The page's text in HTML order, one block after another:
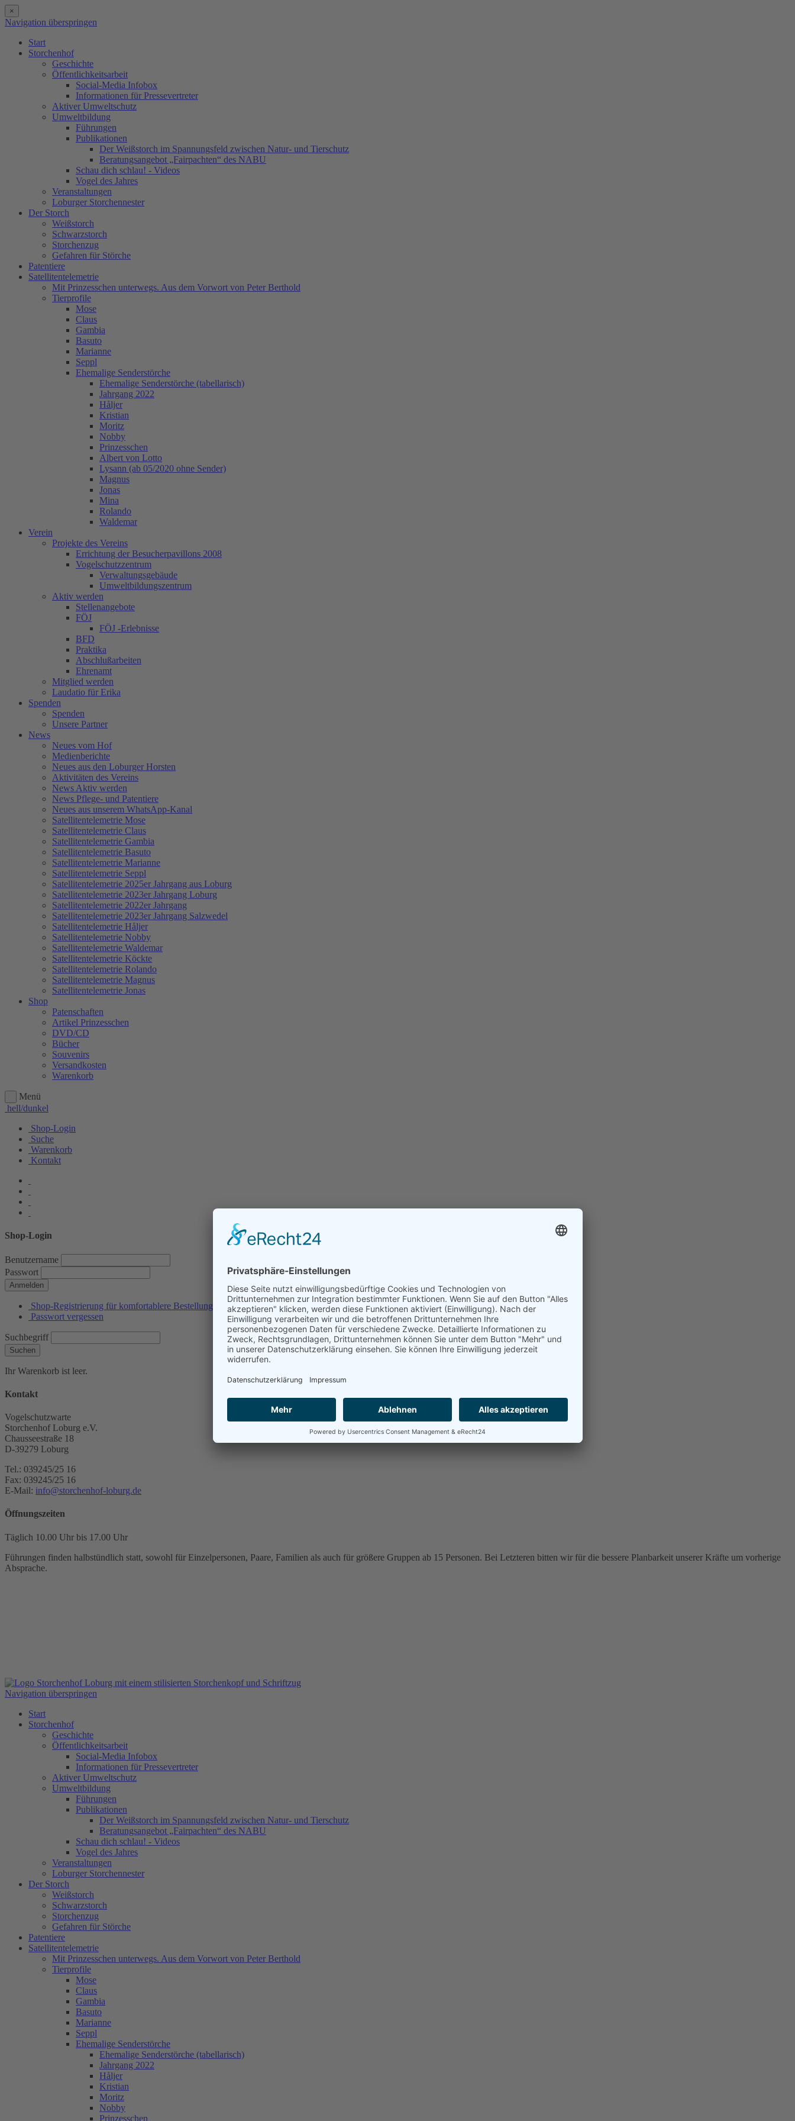
×
Navigation überspringen
Start
Storchenhof
Geschichte
Öffentlichkeitsarbeit
Social-Media Infobox
Informationen für Pressevertreter
Aktiver Umweltschutz
Umweltbildung
Führungen
Publikationen
Der Weißstorch im Spannungsfeld zwischen Natur- und Tierschutz
Beratungsangebot „Fairpachten“ des NABU
Schau dich schlau! - Videos
Vogel des Jahres
Veranstaltungen
Loburger Storchennester
Der Storch
Weißstorch
Schwarzstorch
Storchenzug
Gefahren für Störche
Patentiere
Satellitentelemetrie
Mit Prinzesschen unterwegs. Aus dem Vorwort von Peter Berthold
Tierprofile
Mose
Claus
Gambia
Basuto
Marianne
Seppl
Ehemalige Senderstörche
Ehemalige Senderstörche (tabellarisch)
Jahrgang 2022
Håljer
Kristian
Moritz
Nobby
Prinzesschen
Albert von Lotto
Lysann (ab 05/2020 ohne Sender)
Magnus
Jonas
Mina
Rolando
Waldemar
Verein
Projekte des Vereins
Errichtung der Besucherpavillons 2008
Vogelschutzzentrum
Verwaltungsgebäude
Umweltbildungszentrum
Aktiv werden
Stellenangebote
FÖJ
FÖJ -Erlebnisse
BFD
Praktika
Abschlußarbeiten
Ehrenamt
Mitglied werden
Laudatio für Erika
Spenden
Spenden
Unsere Partner
News
Neues vom Hof
Medienberichte
Neues aus den Loburger Horsten
Aktivitäten des Vereins
News Aktiv werden
News Pflege- und Patentiere
Neues aus unserem WhatsApp-Kanal
Satellitentelemetrie Mose
Satellitentelemetrie Claus
Satellitentelemetrie Gambia
Satellitentelemetrie Basuto
Satellitentelemetrie Marianne
Satellitentelemetrie Seppl
Satellitentelemetrie 2025er Jahrgang aus Loburg
Satellitentelemetrie 2023er Jahrgang Loburg
Satellitentelemetrie 2022er Jahrgang
Satellitentelemetrie 2023er Jahrgang Salzwedel
Satellitentelemetrie Håljer
Satellitentelemetrie Nobby
Satellitentelemetrie Waldemar
Satellitentelemetrie Köckte
Satellitentelemetrie Rolando
Satellitentelemetrie Magnus
Satellitentelemetrie Jonas
Shop
Patenschaften
Artikel Prinzesschen
DVD/CD
Bücher
Souvenirs
Versandkosten
Warenkorb
Menü
hell/dunkel
Shop-Login
Suche
Warenkorb
Kontakt
Shop-Login
Benutzername
Passwort
Anmelden
Shop-Registrierung für komfortablere Bestellungen
Passwort vergessen
Suchbegriff
Suchen
Ihr Warenkorb ist leer.
Kontakt
Vogelschutzwarte
Storchenhof Loburg e.V.
Chausseestraße 18
D-39279 Loburg
Tel.: 039245/25 16
Fax: 039245/25 16
E-Mail: info@storchenhof-loburg.de
Öffnungszeiten
Täglich 10.00 Uhr bis 17.00 Uhr
Führungen finden halbstündlich statt, sowohl für Einzelpersonen, Paare, Familien als auch für größere Gruppen ab 15 Personen. Bei Letzteren bitten wir für die bessere Planbarkeit unserer Kräfte um vorherige
Absprache.
Navigation überspringen
Start
Storchenhof
Geschichte
Öffentlichkeitsarbeit
Social-Media Infobox
Informationen für Pressevertreter
Aktiver Umweltschutz
Umweltbildung
Führungen
Publikationen
Der Weißstorch im Spannungsfeld zwischen Natur- und Tierschutz
Beratungsangebot „Fairpachten“ des NABU
Schau dich schlau! - Videos
Vogel des Jahres
Veranstaltungen
Loburger Storchennester
Der Storch
Weißstorch
Schwarzstorch
Storchenzug
Gefahren für Störche
Patentiere
Satellitentelemetrie
Mit Prinzesschen unterwegs. Aus dem Vorwort von Peter Berthold
Tierprofile
Mose
Claus
Gambia
Basuto
Marianne
Seppl
Ehemalige Senderstörche
Ehemalige Senderstörche (tabellarisch)
Jahrgang 2022
Håljer
Kristian
Moritz
Nobby
Prinzesschen